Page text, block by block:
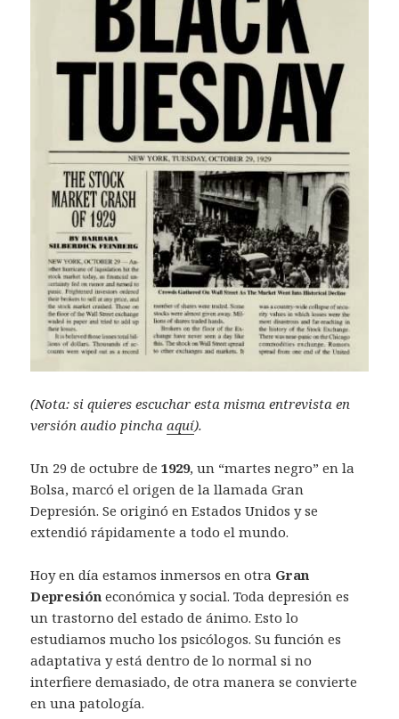
(Nota: si quieres escuchar esta misma entrevista en
versión audio pinchaaquí).
Un 29 de octubre de1929, un “martes negro” en la
Bolsa, marcó el origen de la llamada Gran
Depresión. Se originó en Estados Unidos y se
extendió rápidamente a todo el mundo.
Hoy en día estamos inmersos en otra Gran
Depresión económica y social. Toda depresión es
un trastorno del estado de ánimo. Esto lo
estudiamos mucho los psicólogos. Su función es
adaptativa y está dentro de lo normal si no
interfiere demasiado, de otra manera se convierte
en una patología.